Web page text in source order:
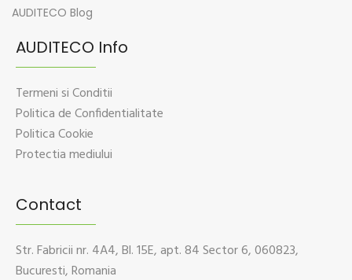
AUDITECO Blog
AUDITECO Info
Termeni si Conditii
Politica de Confidentialitate
Politica Cookie
Protectia mediului
Contact
Str. Fabricii nr. 4A4, Bl. 15E, apt. 84 Sector 6, 060823,
Bucuresti, Romania